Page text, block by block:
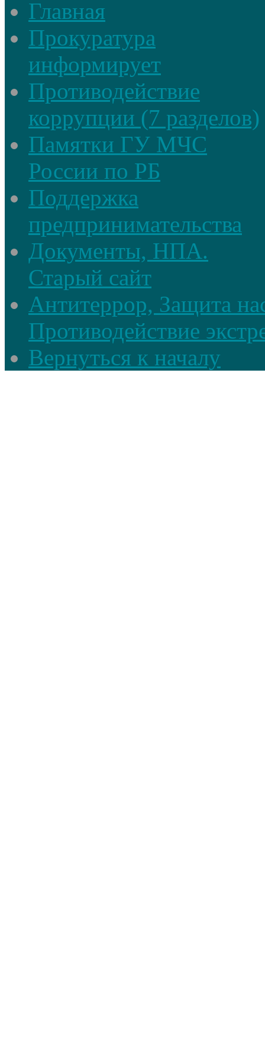
Главная
Прокуратура
информирует
Противодействие
коррупции (7 разделов)
Памятки ГУ МЧС
России по РБ
Поддержка
предпринимательства
Документы, НПА.
Старый сайт
Антитеррор, Защита
Противодействие
Вернуться к началу